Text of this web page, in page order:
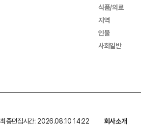
식품/의료
지역
인물
사회일반
최종편집시간: 2026.08.10 14:22 회사소개